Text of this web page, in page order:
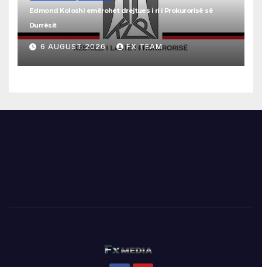
Edmond Koloshi emërohet drejtues i ri i Prokurorisë së
Durrësit
6 AUGUST 2026 FX TEAM